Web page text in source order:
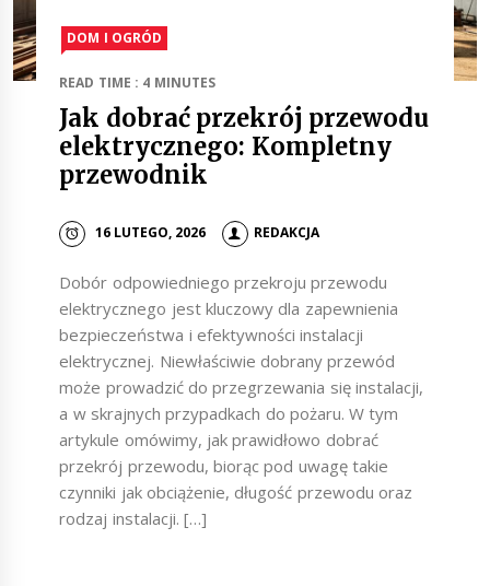
DOM I OGRÓD
READ TIME : 4 MINUTES
Jak dobrać przekrój przewodu
elektrycznego: Kompletny
przewodnik
16 LUTEGO, 2026 REDAKCJA
Dobór odpowiedniego przekroju przewodu
elektrycznego jest kluczowy dla zapewnienia
bezpieczeństwa i efektywności instalacji
elektrycznej. Niewłaściwie dobrany przewód
może prowadzić do przegrzewania się instalacji,
a w skrajnych przypadkach do pożaru. W tym
artykule omówimy, jak prawidłowo dobrać
przekrój przewodu, biorąc pod uwagę takie
czynniki jak obciążenie, długość przewodu oraz
rodzaj instalacji. […]